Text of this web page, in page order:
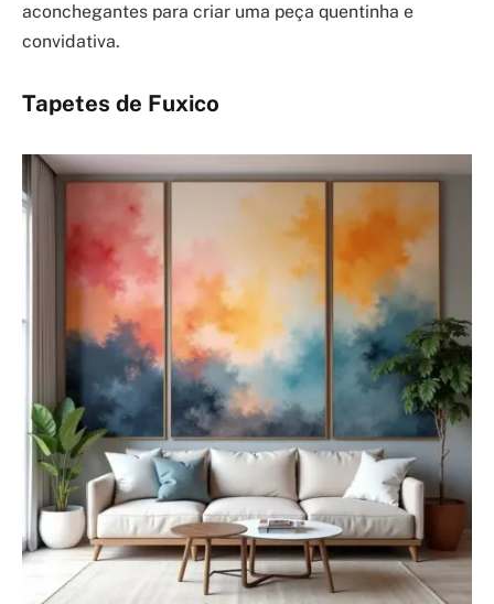
aconchegantes para criar uma peça quentinha e
convidativa.
Tapetes de Fuxico